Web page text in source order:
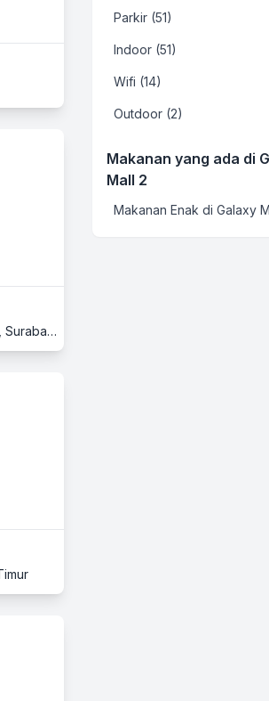
Galaxy Mall 2, Lantai 4, The Dining Town, Jl. Dharmahusada Indah Timur No.35-37, Mulyorejo, Surabaya, 60115, Mulyorejo, Surabaya, Jawa Timur
Parkir (51)
Indoor (51)
Wifi (14)
Outdoor (2)
Makanan yang ada di
Mall 2
Makanan Enak di Galaxy